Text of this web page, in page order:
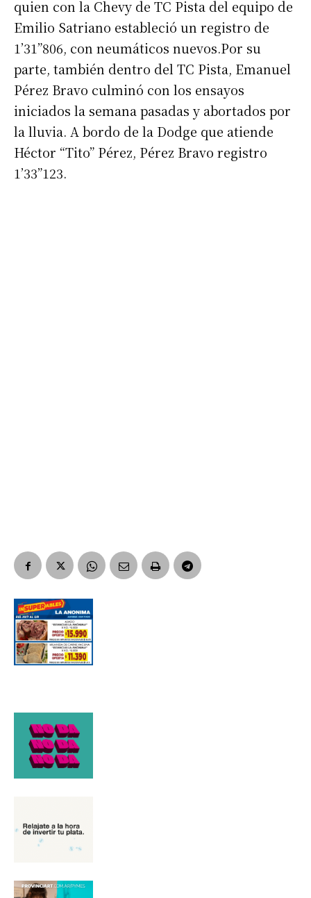
Dirección de correo electrónico*
Nombre
Apellidos
Número de teléfono
quien con la Chevy de TC Pista del equipo de
Emilio Satriano estableció un registro de
1’31”806, con neumáticos nuevos.Por su
parte, también dentro del TC Pista, Emanuel
Pérez Bravo culminó con los ensayos
iniciados la semana pasadas y abortados por
la lluvia. A bordo de la Dodge que atiende
Héctor “Tito” Pérez, Pérez Bravo registro
1’33”123.